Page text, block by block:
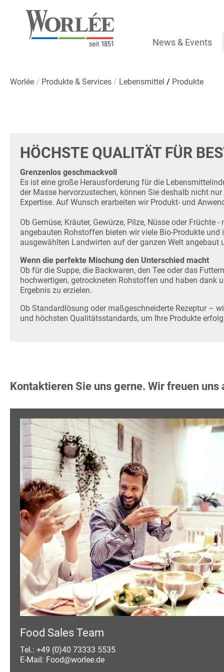
News & Events
Worlée Produkte & Services Lebensmittel Produkte
Unsere
HÖCHSTE QUALITÄT FÜR
Grenzenlos geschmackvoll
Es ist eine große Herausforderung für die
der Masse hervorzustechen, können Sie deshalb nicht
Expertise. Auf Wunsch erarbeiten wir Produkt- und
Ob Gemüse, Kräuter, Gewürze, Pilze, Nüsse oder
angebauten Rohstoffen bieten wir viele Bio-Produkte
ausgewählten Landwirten auf der ganzen Welt
Wenn die perfekte Mischung den Unterschied macht
Ob für die Suppe, die Backwaren, den Tee oder das
hochwertigen, getrockneten Rohstoffen und haben dank
Ergebnis zu erzielen.
Ob Standardlösung oder maßgeschneiderte Rezeptur –
und höchsten Qualitätsstandards, um Ihre Produkte
Kontaktieren Sie uns gerne. Wir freuen
Food Sales Team
Tel.: +49 (0)40 73333 5535
E-Mail: Food@worlee.de